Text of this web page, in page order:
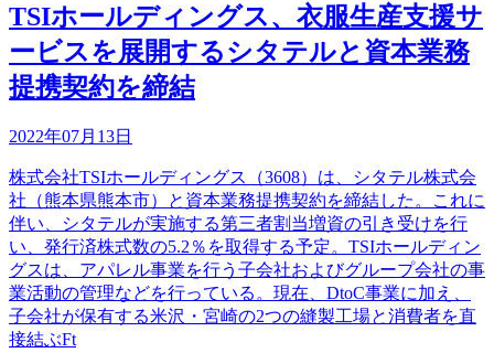
TSIホールディングス、衣服生産支援サ
ービスを展開するシタテルと資本業務
提携契約を締結
2022年07月13日
株式会社TSIホールディングス（3608）は、シタテル株式会
社（熊本県熊本市）と資本業務提携契約を締結した。これに
伴い、シタテルが実施する第三者割当増資の引き受けを行
い、発行済株式数の5.2％を取得する予定。TSIホールディン
グスは、アパレル事業を行う子会社およびグループ会社の事
業活動の管理などを行っている。現在、DtoC事業に加え、
子会社が保有する米沢・宮崎の2つの縫製工場と消費者を直
接結ぶFt